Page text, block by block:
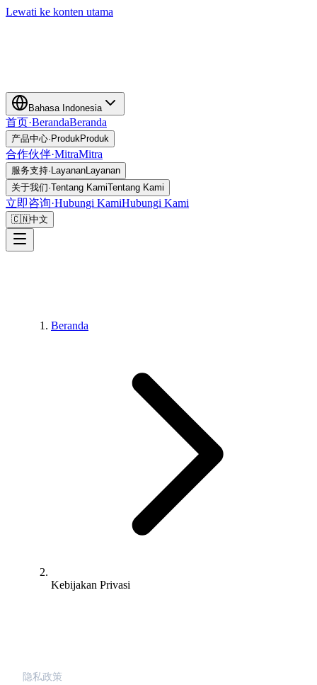
Lewati ke konten utama
Bahasa Indonesia
首页·BerandaBeranda
产品中心· ProdukProduk
合作伙伴·MitraMitra
服务支持· LayananLayanan
关于我们·Tentang KamiTentang Kami
立即咨询·Hubungi KamiHubungi Kami
🇨🇳中文
Beranda
Kebijakan Privasi
隐私政策